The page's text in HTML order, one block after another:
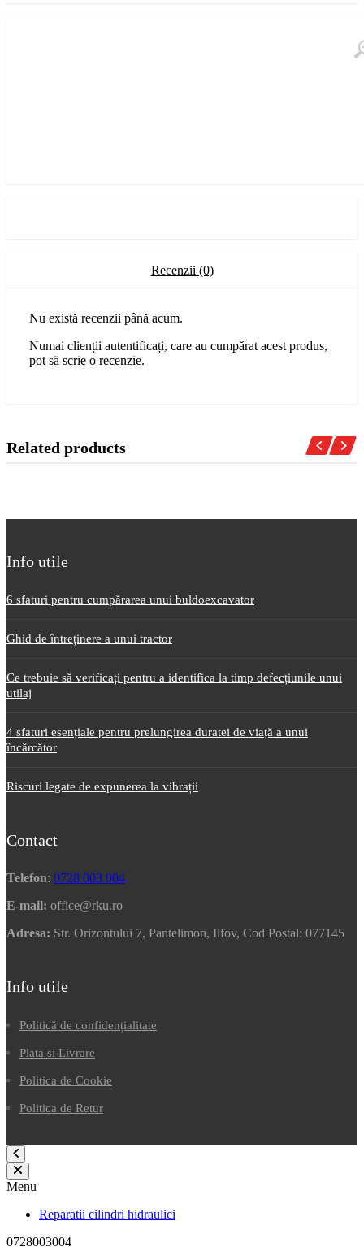
Recenzii (0)
Nu există recenzii până acum.
Numai clienții autentificați, care au cumpărat acest produs,
pot să scrie o recenzie.
Related products
Info utile
6 sfaturi pentru cumpărarea unui buldoexcavator
Ghid de întreținere a unui tractor
Ce trebuie să verificați pentru a identifica la timp defecțiunile unui
utilaj
4 sfaturi esențiale pentru prelungirea duratei de viață a unui
încărcător
Riscuri legate de expunerea la vibrații
Contact
Telefon: 0728 003 004
E-mail: office@rku.ro
Adresa: Str. Orizontului 7, Pantelimon, Ilfov, Cod Postal: 077145
Info utile
Politică de confidențialitate
Plata si Livrare
Politica de Cookie
Politica de Retur
Menu
Reparatii cilindri hidraulici
0728003004